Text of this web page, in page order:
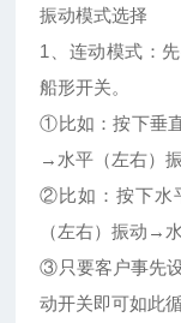
振动模式选择
1、连动模式：
船形开关。
①比如：按下垂
→水平（左右）
②比如：按下水
（左右）振动→
③只要客户事先
动开关即可如此